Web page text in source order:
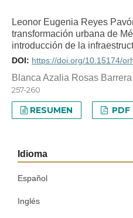
Leonor Eugenia Reyes
transformación urbana de
introducción de la
DOI: https://doi.org/10.15174/
Blanca Azalia Rosas Barrera
257-260
RESUMEN PDF
Idioma
Español
Inglés